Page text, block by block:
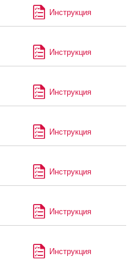
Инструкция
Инструкция
Инструкция
Инструкция
Инструкция
Инструкция
Инструкция